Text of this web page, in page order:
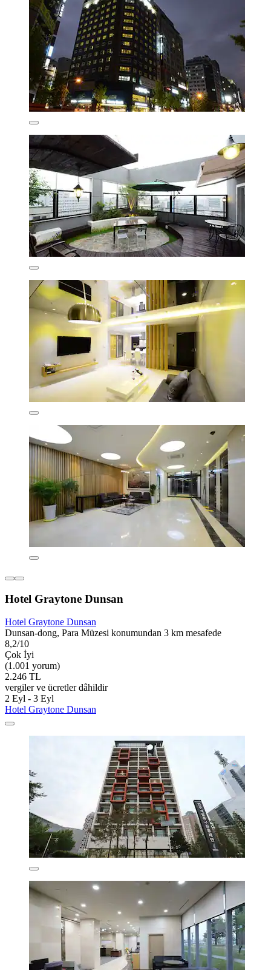
Hotel Graytone Dunsan
Hotel Graytone Dunsan
Dunsan-dong, Para Müzesi konumundan 3 km mesafede
8,2/10
Çok İyi
(1.001 yorum)
2.246 TL
vergiler ve ücretler dâhildir
2 Eyl - 3 Eyl
Hotel Graytone Dunsan